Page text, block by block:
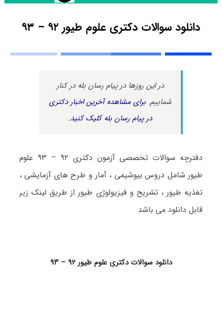
دانلود سوالات دکتری علوم طیور ۹۲ – ۹۳
در این روزها در پیام رسان بله در کنار
شماییم.برای مشاهده آخرین اخبار دکتری
در پیام رسان بله کلیک کنید.
دفترچه سوالات تخصصی آزمون دکتری ۹۲ – ۹۳ علوم
طیور شامل دروس بیوشیمی ، آمار و طرح های آزمایشی ،
تغذیه طیور ، تشریح و فیزیولوژی طیور از طریق لینک زیر
قابل دانلود می باشد
دانلود سوالات دکتری علوم طیور ۹۲ – ۹۳